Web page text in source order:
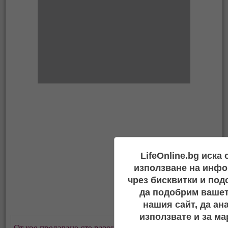
LifeOnline.bg иска
използване на
чрез бисквитки и
да подобрим
нашия сайт, да
използвате и за